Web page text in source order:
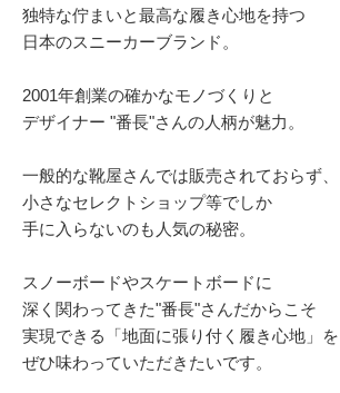
独特な佇まいと最高な履き心地を持つ
日本のスニーカーブランド。
2001年創業の確かなモノづくりと
デザイナー "番長"さんの人柄が魅力。
一般的な靴屋さんでは販売されておらず、
小さなセレクトショップ等でしか
手に入らないのも人気の秘密。
スノーボードやスケートボードに
深く関わってきた"番長"さんだからこそ
実現できる「地面に張り付く履き心地」を
ぜひ味わっていただきたいです。